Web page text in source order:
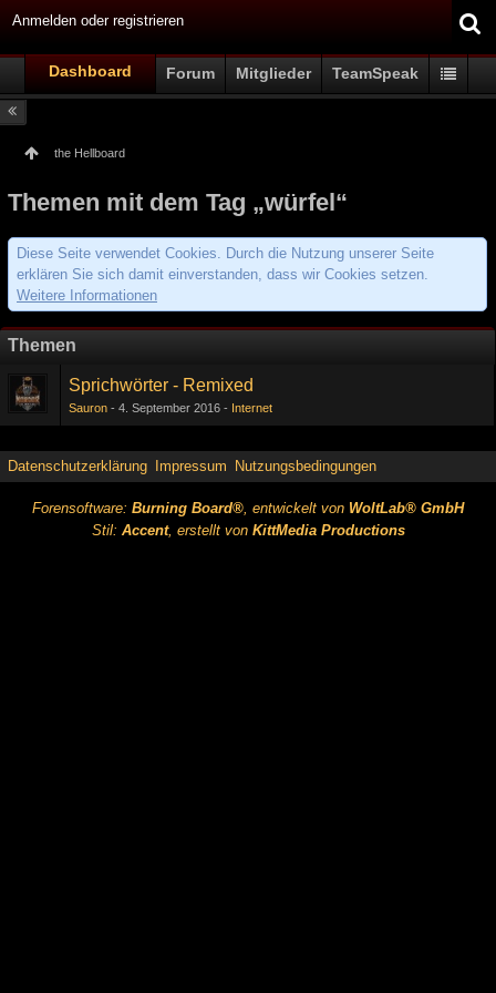
Anmelden oder registrieren
Dashboard Forum Mitglieder TeamSpeak
the Hellboard
Themen mit dem Tag „würfel“
Diese Seite verwendet Cookies. Durch die Nutzung unserer Seite
erklären Sie sich damit einverstanden, dass wir Cookies setzen.
Weitere Informationen
Themen
Sprichwörter - Remixed
Sauron 4. September 2016 Internet
Datenschutzerklärung Impressum Nutzungsbedingungen
Forensoftware: Burning Board®, entwickelt von WoltLab® GmbH
Stil: Accent, erstellt von KittMedia Productions